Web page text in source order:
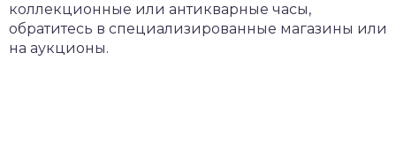
коллекционные или антикварные часы,
обратитесь в специализированные магазины или
на аукционы.